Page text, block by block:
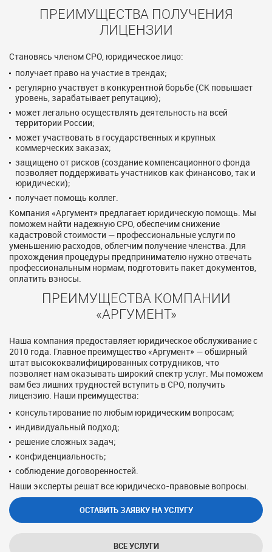
ПРЕИМУЩЕСТВА ПОЛУЧЕНИЯ
ЛИЦЕНЗИИ
Становясь членом СРО, юридическое лицо:
получает право на участие в трендах;
регулярно участвует в конкурентной борьбе (СК повышает
уровень, зарабатывает репутацию);
может легально осуществлять деятельность на всей
территории России;
может участвовать в государственных и крупных
коммерческих заказах;
защищено от рисков (создание компенсационного фонда
позволяет поддерживать участников как финансово, так и
юридически);
получает помощь коллег.
Компания «Аргумент» предлагает юридическую помощь. Мы
поможем найти надежную СРО, обеспечим снижение
кадастровой стоимости — профессиональные услуги по
уменьшению расходов, облегчим получение членства. Для
прохождения процедуры предпринимателю нужно отвечать
профессиональным нормам, подготовить пакет документов,
оплатить взносы.
ПРЕИМУЩЕСТВА КОМПАНИИ
«АРГУМЕНТ»
Наша компания предоставляет юридическое обслуживание с
2010 года. Главное преимущество «Аргумент» — обширный
штат высококвалифицированных сотрудников, что
позволяет нам оказывать широкий спектр услуг. Мы поможем
вам без лишних трудностей вступить в СРО, получить
лицензию. Наши преимущества:
консультирование по любым юридическим вопросам;
индивидуальный подход;
решение сложных задач;
конфиденциальность;
соблюдение договоренностей.
Наши эксперты решат все юридическо-правовые вопросы.
ОСТАВИТЬ ЗАЯВКУ НА УСЛУГУ
ВСЕ УСЛУГИ